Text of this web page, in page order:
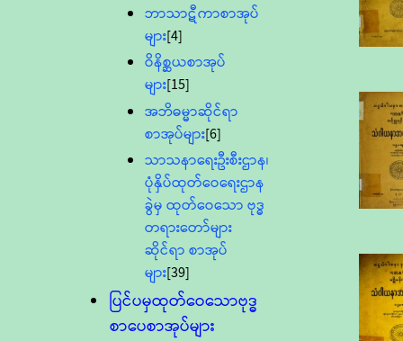
ဘာသာဋီကာစာအုပ်
များ[4]
ဝိနိစ္ဆယစာအုပ်
များ[15]
အဘိဓမ္မာဆိုင်ရာ
စာအုပ်များ[6]
သာသနာရေးဦးစီးဌာန၊
ပုံနှိပ်ထုတ်ဝေရေးဌာန
ခွဲမှ ထုတ်ဝေသော ဗုဒ္ဓ
တရားတော်များ
ဆိုင်ရာ စာအုပ်
များ[39]
ပြင်ပမှထုတ်ဝေသောဗုဒ္ဓ
စာပေစာအုပ်များ